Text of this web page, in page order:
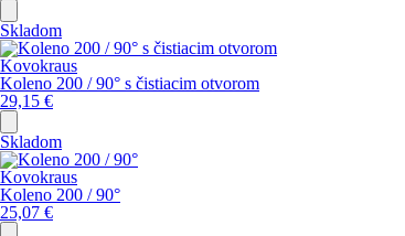
Skladom
Kovokraus
Koleno 200 / 90° s čistiacim otvorom
29,15 €
Skladom
Kovokraus
Koleno 200 / 90°
25,07 €